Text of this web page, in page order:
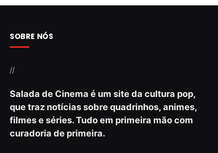
SOBRE NÓS
//
Salada de Cinema é um site da cultura pop,
que traz notícias sobre quadrinhos, animes,
filmes e séries. Tudo em primeira mão com
curadoria de primeira.